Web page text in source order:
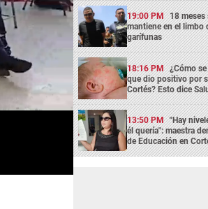
19:00 PM 18
mantiene en el limbo
garífunas
18:16 PM ¿Cómo
que dio positivo por
Cortés? Esto dice
13:50 PM "Hay
él quería": maestra
de Educación en